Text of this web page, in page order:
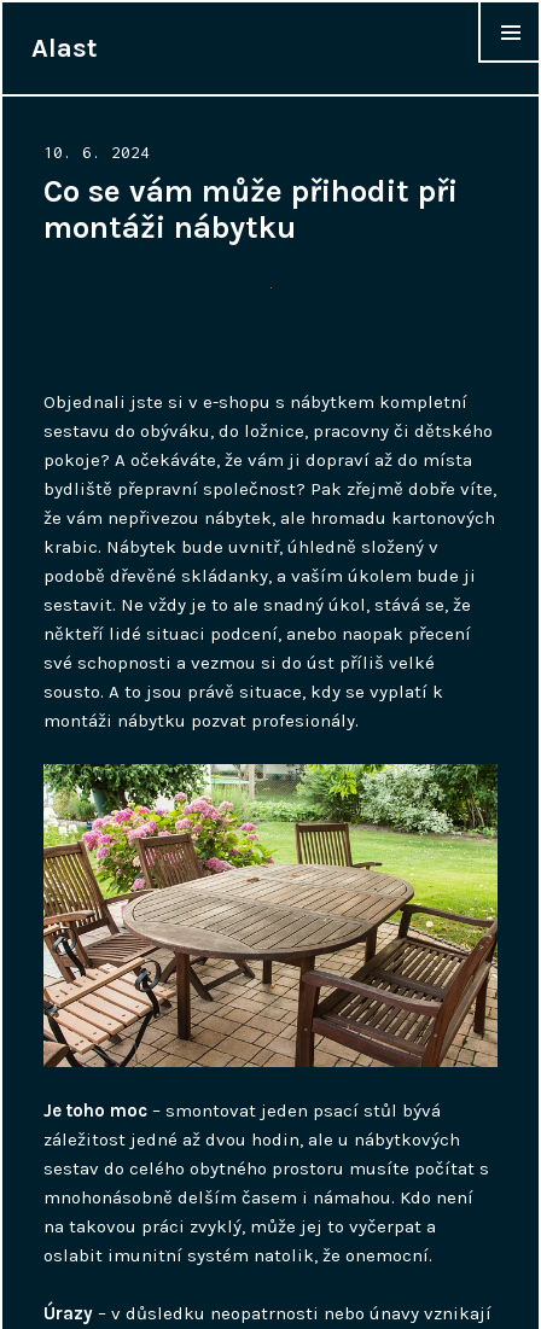
Alast
Posted
on
10. 6. 2024
Co se vám může přihodit při
montáži nábytku
Objednali jste si v e-shopu s nábytkem kompletní
sestavu do obýváku, do ložnice, pracovny či dětského
pokoje? A očekáváte, že vám ji dopraví až do místa
bydliště přepravní společnost? Pak zřejmě dobře víte,
že vám nepřivezou nábytek, ale hromadu kartonových
krabic. Nábytek bude uvnitř, úhledně složený v
podobě dřevěné skládanky, a vaším úkolem bude ji
sestavit. Ne vždy je to ale snadný úkol, stává se, že
někteří lidé situaci podcení, anebo naopak přecení
své schopnosti a vezmou si do úst příliš velké
sousto. A to jsou právě situace, kdy se vyplatí k
montáži nábytku pozvat profesionály.
Je toho moc– smontovat jeden psací stůl bývá
záležitost jedné až dvou hodin, ale u nábytkových
sestav do celého obytného prostoru musíte počítat s
mnohonásobně delším časem i námahou. Kdo není
na takovou práci zvyklý, může jej to vyčerpat a
oslabit imunitní systém natolik, že onemocní.
Úrazy – v důsledku neopatrnosti nebo únavy vznikají